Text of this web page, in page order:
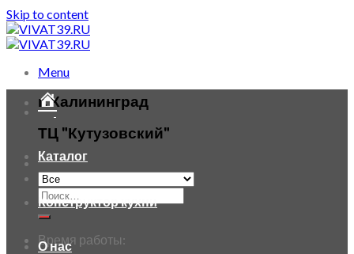
Skip to content
Menu
г. Калининград
ТЦ "Кутузовский"
Время работы:
Каталог
Конструктор кухни
О нас